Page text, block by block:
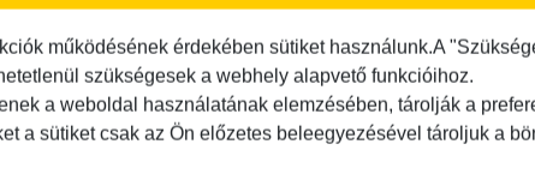
Azadatvédelmi tájékoztatót
Kérjük igazolja, hogy Ön
működésének érdekében sütiket használunk.A
szükségesek a webhely alapvető funkcióihoz.
a weboldal használatának elemzésében, tárolják a
a sütiket csak az Ön előzetes beleegyezésével tároljuk a